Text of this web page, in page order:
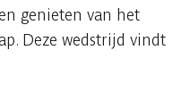
genieten van het
Deze wedstrijd vindt